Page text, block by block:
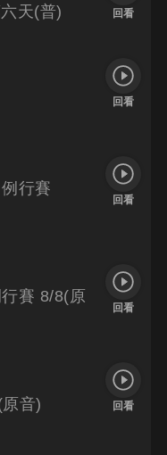
天(普)
回看
回看
行賽
回看
賽 8/8(原
回看
音)
回看